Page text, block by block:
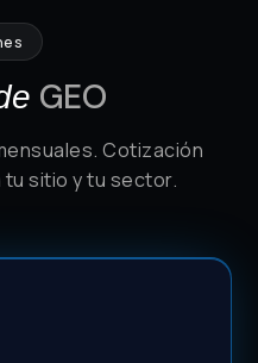
GEO
Cotización
sitio y tu sector.